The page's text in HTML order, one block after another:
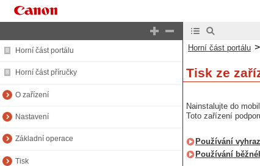
Horní část portálu
Horní část příručky
O zařízení
Nastavení
Základní operace
Tisk
Horní část portálu >
Tisk ze
Nainstalujte do
Toto zařízení
Používání
Používání